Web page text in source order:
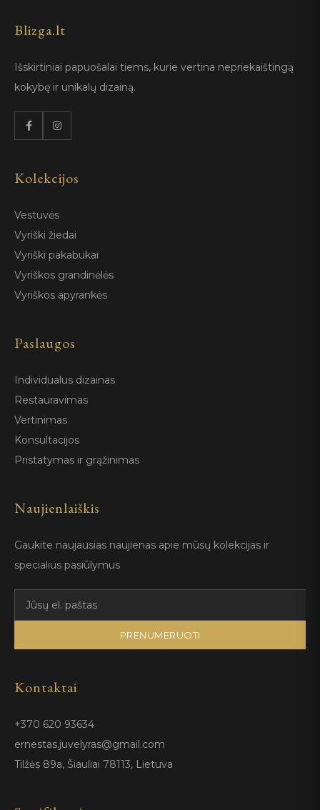
Blizga.lt
Išskirtiniai papuošalai tiems, kurie vertina nepriekaištingą
kokybę ir unikalų dizainą.
Kolekcijos
Vestuvės
Vyriški žiedai
Vyriški pakabukai
Vyriškos grandinėlės
Vyriškos apyrankės
Paslaugos
Individualus dizainas
Restauravimas
Vertinimas
Konsultacijos
Pristatymas ir grąžinimas
Naujienlaiškis
Gaukite naujausias naujienas apie mūsų kolekcijas ir
specialius pasiūlymus
PRENUMERUOTI
Kontaktai
+370 620 93634
ernestas.juvelyras@gmail.com
Tilžės 89a, Šiauliai 78113, Lietuva